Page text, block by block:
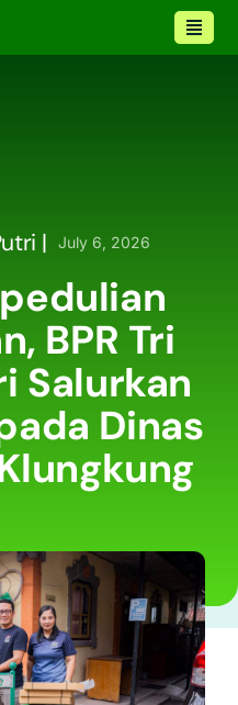
| July 6, 2026
BPR Tri
Salurkan
Dinas